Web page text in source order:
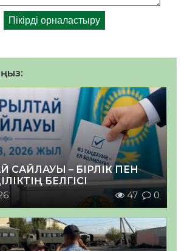
САЙЛАУЫ – БІРЛІК ПЕН
БЕЛГІСІ
47 0